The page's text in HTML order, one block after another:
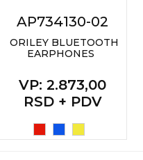
AP734130-02
ORILEY BLUETOOTH
EARPHONES
VP: 2.873,00
RSD + PDV